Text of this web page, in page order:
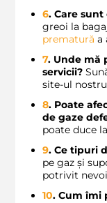
6. Care
greoi la
prematură a
7. Unde mă
servicii?
site-ul nostru
8. Poate
de gaze
poate duce
9. Ce tipuri
pe gaz și
potrivit
10. Cum îmi